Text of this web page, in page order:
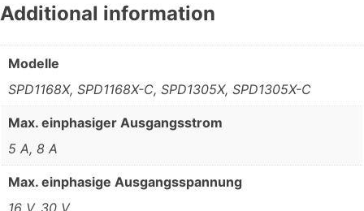
Additional information
Modelle
SPD1168X, SPD1168X-C, SPD1305X, SPD1305X-C
Max. einphasiger Ausgangsstrom
5 A, 8 A
Max. einphasige Ausgangsspannung
16 V, 30 V